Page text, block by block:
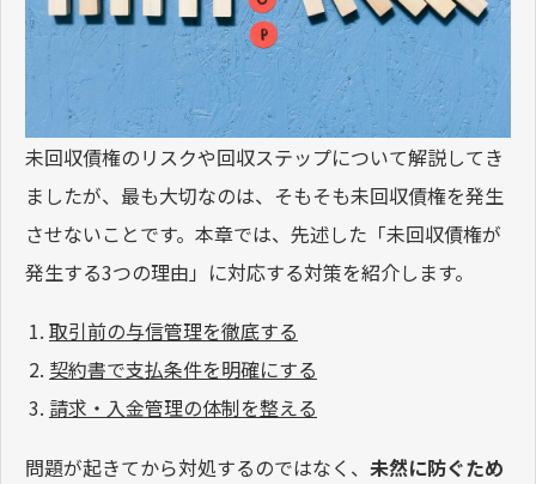
未回収債権のリスクや回収ステップについて解説してき
ましたが、最も大切なのは、そもそも未回収債権を発生
させないことです。本章では、先述した「未回収債権が
発生する3つの理由」に対応する対策を紹介します。
取引前の与信管理を徹底する
契約書で支払条件を明確にする
請求・入金管理の体制を整える
問題が起きてから対処するのではなく、 未然に防ぐため